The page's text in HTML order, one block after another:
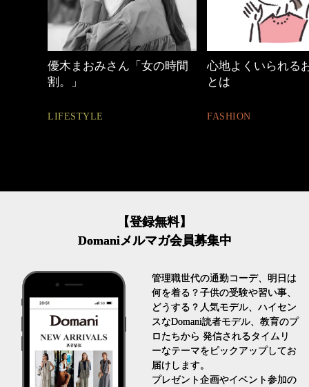
優木まおみさん「女の時間
割。」
LIFESTYLE
心地よくいられる
とは
FASHION
【登録無料】
Domaniメルマガ会員募集中
管理職世代の通勤コーデ、明日は
何を着る？子供の受験や習い事、
どうする？人気モデル、ハイセン
スなDomani読者モデル、教育のプ
ロたちから 発信されるタイムリ
ーなテーマをピックアップしてお
届けします。
プレゼント企画やイベント参加の